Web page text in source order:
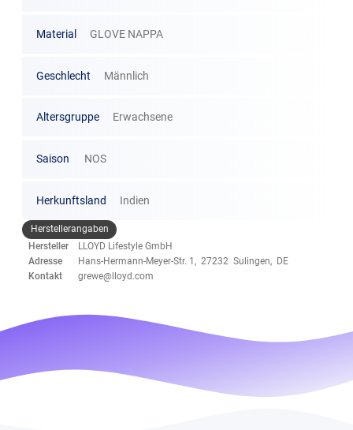
Material GLOVE NAPPA
Geschlecht Männlich
Altersgruppe Erwachsene
Saison NOS
Herkunftsland Indien
Herstellerangaben
Hersteller
LLOYD Lifestyle GmbH
Adresse
Hans-Hermann-Meyer-Str. 1, 27232 Sulingen, DE
Kontakt
grewe@lloyd.com